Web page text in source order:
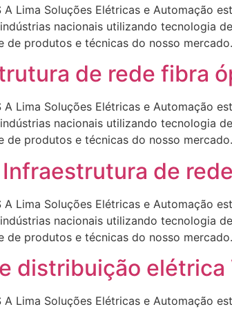
A Lima Soluções Elétricas e Automação
nacionais utilizando tecnologia
produtos e técnicas do nosso mercado.
de rede fibra
A Lima Soluções Elétricas e Automação
nacionais utilizando tecnologia
produtos e técnicas do nosso mercado.
Infraestrutura de
A Lima Soluções Elétricas e Automação
nacionais utilizando tecnologia
produtos e técnicas do nosso mercado.
distribuição elétrica
A Lima Soluções Elétricas e Automação